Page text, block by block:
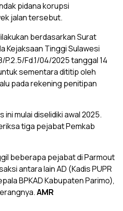
pidana korupsi
jalan tersebut.
berdasarkan Surat
Kejaksaan Tinggi Sulawesi
P.2.5/Fd.1/04/2025 tanggal 14
sementara dititip oleh
pada rekening penitipan
mulai diselidiki awal 2025.
tiga pejabat Pemkab
beberapa pejabat di Parmout
antara lain AD (Kadis PUPR
BPKAD Kabupaten Parimo),
AMR